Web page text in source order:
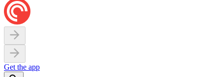
Get the app